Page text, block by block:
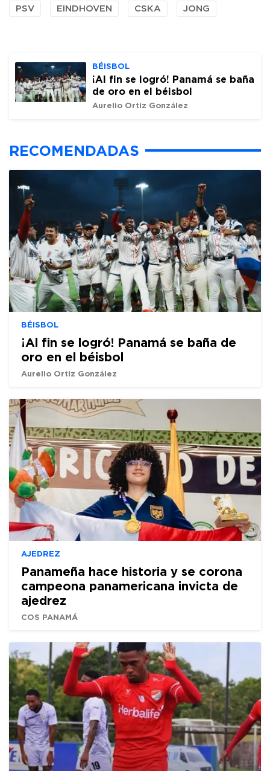
PSV EINDHOVEN CSKA JONG
BÉISBOL
¡Al fin se logró! Panamá se baña
de oro en el béisbol
Aurelio Ortiz González
RECOMENDADAS
BÉISBOL
¡Al fin se logró! Panamá se baña de
oro en el béisbol
Aurelio Ortiz González
AJEDREZ
Panameña hace historia y se corona
campeona panamericana invicta de
ajedrez
COS PANAMÁ